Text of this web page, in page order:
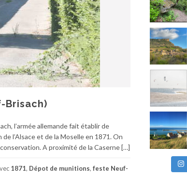
Brisach)
l’armée allemande fait établir de
l’Alsace et de la Moselle en 1871. On
A proximité de la Caserne […]
1871, Dépot de munitions, feste Neuf-